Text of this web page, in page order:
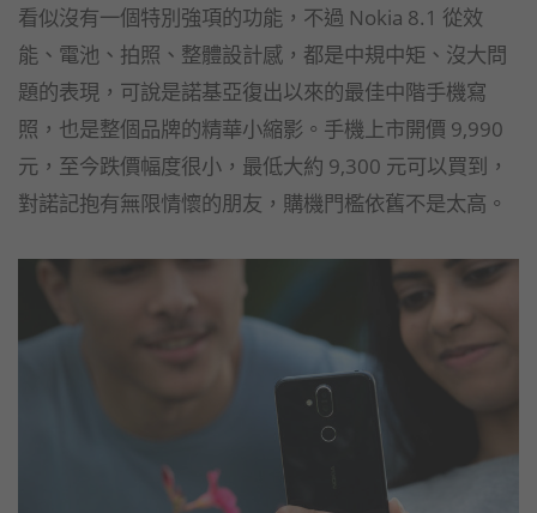
看似沒有一個特別強項的功能，不過 Nokia 8.1 從效
能、電池、拍照、整體設計感，都是中規中矩、沒大問
題的表現，可說是諾基亞復出以來的最佳中階手機寫
照，也是整個品牌的精華小縮影。手機上市開價 9,990
元，至今跌價幅度很小，最低大約 9,300 元可以買到，
對諾記抱有無限情懷的朋友，購機門檻依舊不是太高。